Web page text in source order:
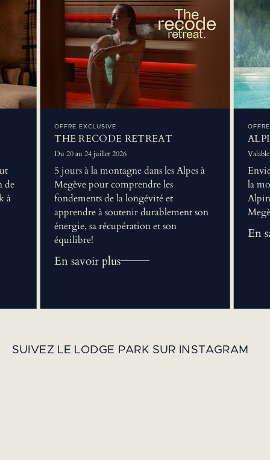
de
à
OFFRE EXCLUSIVE
THE RECODE RETREAT
Du 20 au 24 juillet 2026
5 jours à la montagne dans les Alpes à
Megève pour comprendre les
fondements de la longévité et
apprendre à soutenir durablement son
énergie, sa récupération et son
équilibre!
En savoir plus
la
En
SUIVEZ LE LODGE PARK SUR INSTAGRAM